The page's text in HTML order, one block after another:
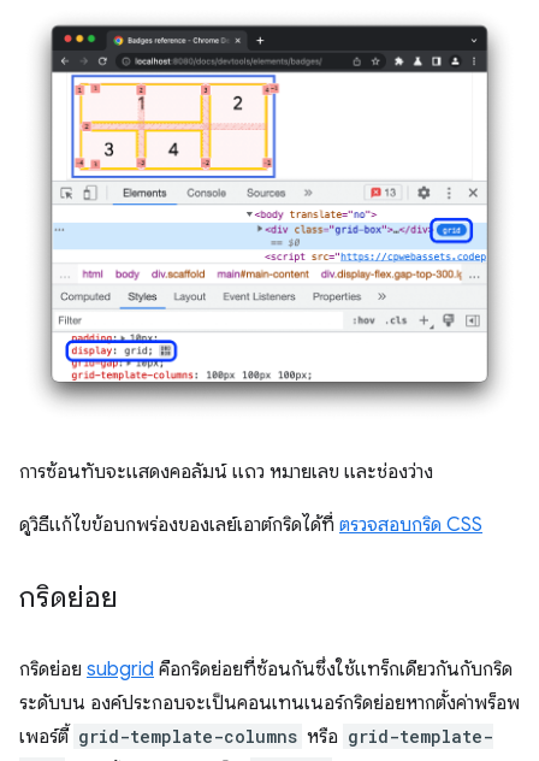
การซ้อนทับจะแสดงคอลัมน์ แถว หมายเลข และช่องว่าง
ดูวิธีแก้ไขข้อบกพร่องของเลย์เอาต์กริดได้ที่ ตรวจสอบกริด CSS
กริดย่อย
กริดย่อย subgrid คือกริดย่อยที่ซ้อนกันซึ่งใช้แทร็กเดียวกันกับกริด
ระดับบน องค์ประกอบจะเป็นคอนเทนเนอร์กริดย่อยหากตั้งค่าพร็อพ
เพอร์ตี้ grid-template-columns หรือ grid-template-